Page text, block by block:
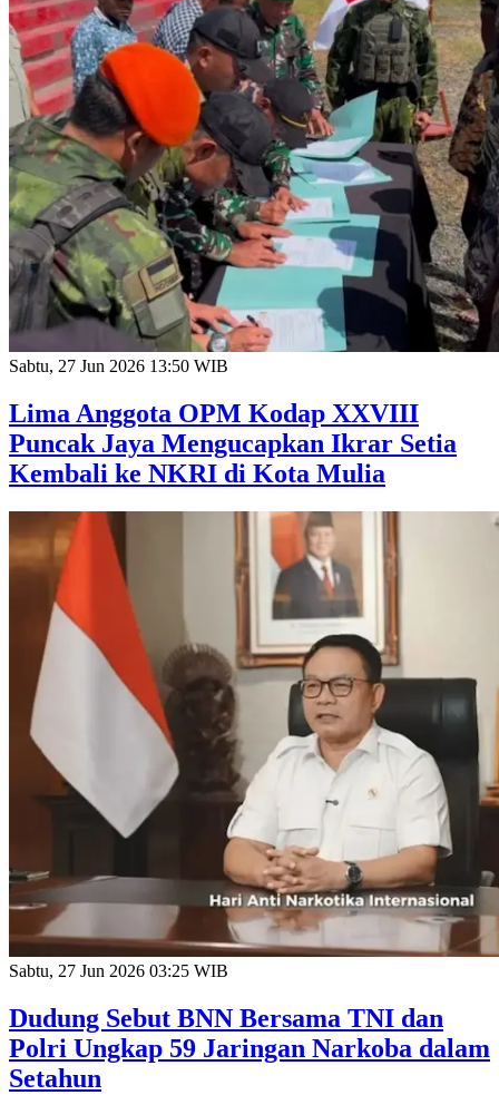
Sabtu, 27 Jun 2026 13:50 WIB
Lima Anggota OPM Kodap XXVIII
Puncak Jaya Mengucapkan Ikrar Setia
Kembali ke NKRI di Kota Mulia
Sabtu, 27 Jun 2026 03:25 WIB
Dudung Sebut BNN Bersama TNI dan
Polri Ungkap 59 Jaringan Narkoba dalam
Setahun